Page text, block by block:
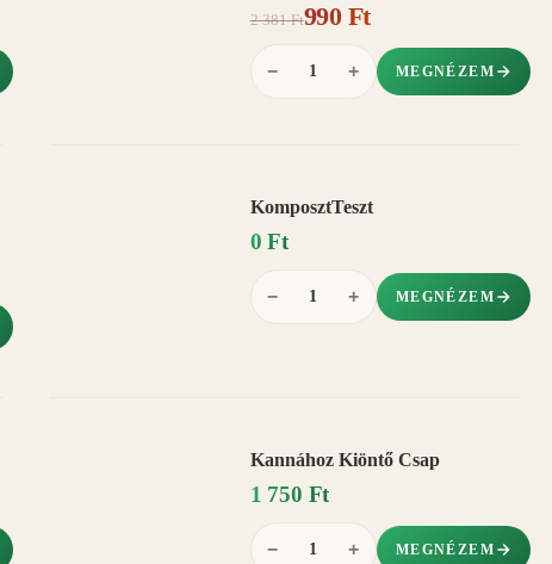
2 381 Ft990 Ft
− + MEGNÉZEM
KomposztTeszt
0 Ft
− + MEGNÉZEM
Kannához Kiöntő Csap
1 750 Ft
− + MEGNÉZEM